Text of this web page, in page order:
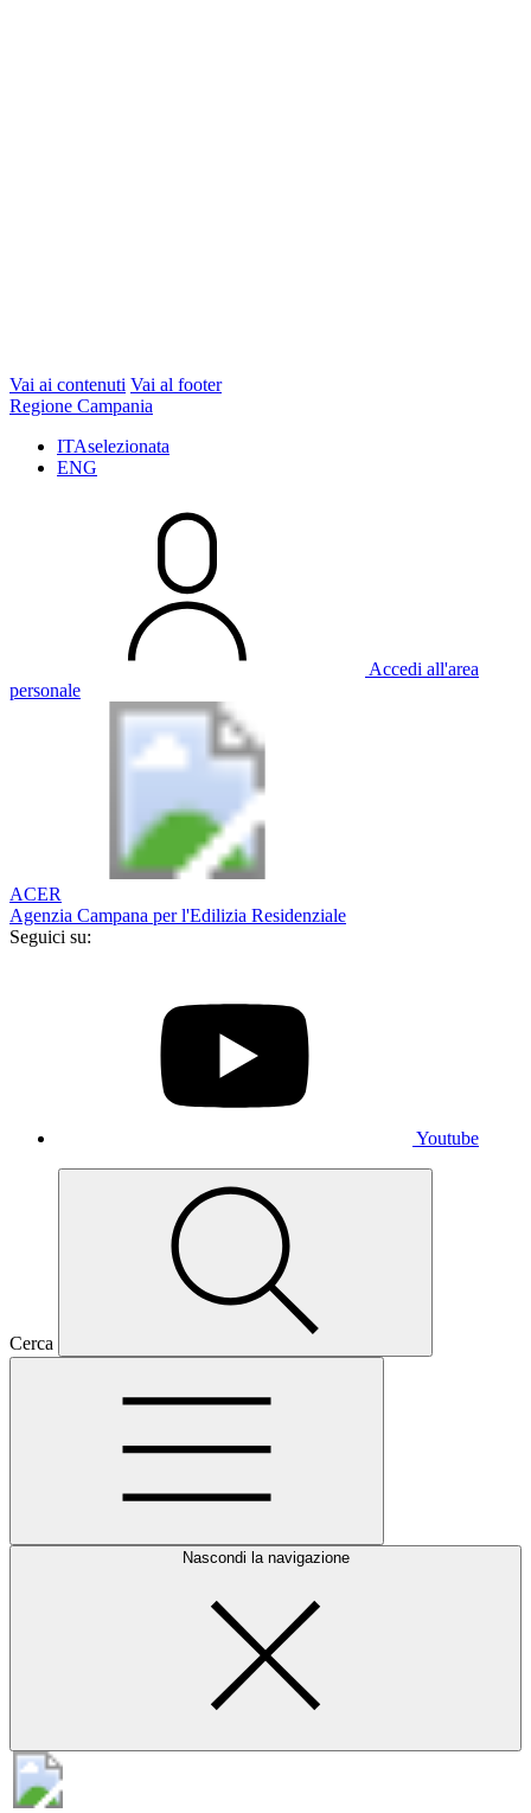
Vai ai contenuti Vai al footer
Regione Campania
ITAselezionata
ENG
Accedi all'area
personale
ACER
Agenzia Campana per l'Edilizia Residenziale
Seguici su:
Youtube
Cerca
Nascondi la navigazione